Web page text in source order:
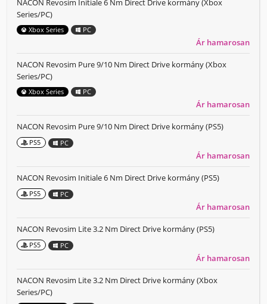
Ár hamarosan
NACON Revosim Initiale 6 Nm Direct Drive kormány (Xbox
Series/PC)
Xbox Series PC
Ár hamarosan
NACON Revosim Pure 9/10 Nm Direct Drive kormány (Xbox
Series/PC)
Xbox Series PC
Ár hamarosan
NACON Revosim Pure 9/10 Nm Direct Drive kormány (PS5)
PS5 PC
Ár hamarosan
NACON Revosim Initiale 6 Nm Direct Drive kormány (PS5)
PS5 PC
Ár hamarosan
NACON Revosim Lite 3.2 Nm Direct Drive kormány (PS5)
PS5 PC
NACON Revosim Lite 3.2 Nm Direct Drive kormány (Xbox
Series/PC)